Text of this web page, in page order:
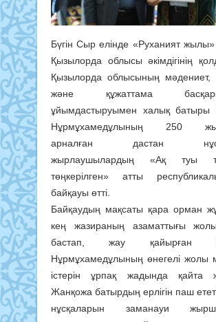
Бүгін Сыр елінде «Руханият
Қызылорда облысы әкімдігінің
Қызылорда облысының мәдениет,
және құжаттама
ұйымдастыруымен халық батыры
Нұрмұхамедұлының 250
арналған дастан
жырлаушылардың «Ақ туы
төңкерілген» атты
байқауы өтті.
Байқаудың мақсаты қара орман
кең жазираның азаматтығы
бастап, жау қайырған
Нұрмұхамедұлының өнегелі жолы
істерін ұрпақ жадында қайта
Жанқожа батырдың ерлігін паш
нұсқаларын заманауи